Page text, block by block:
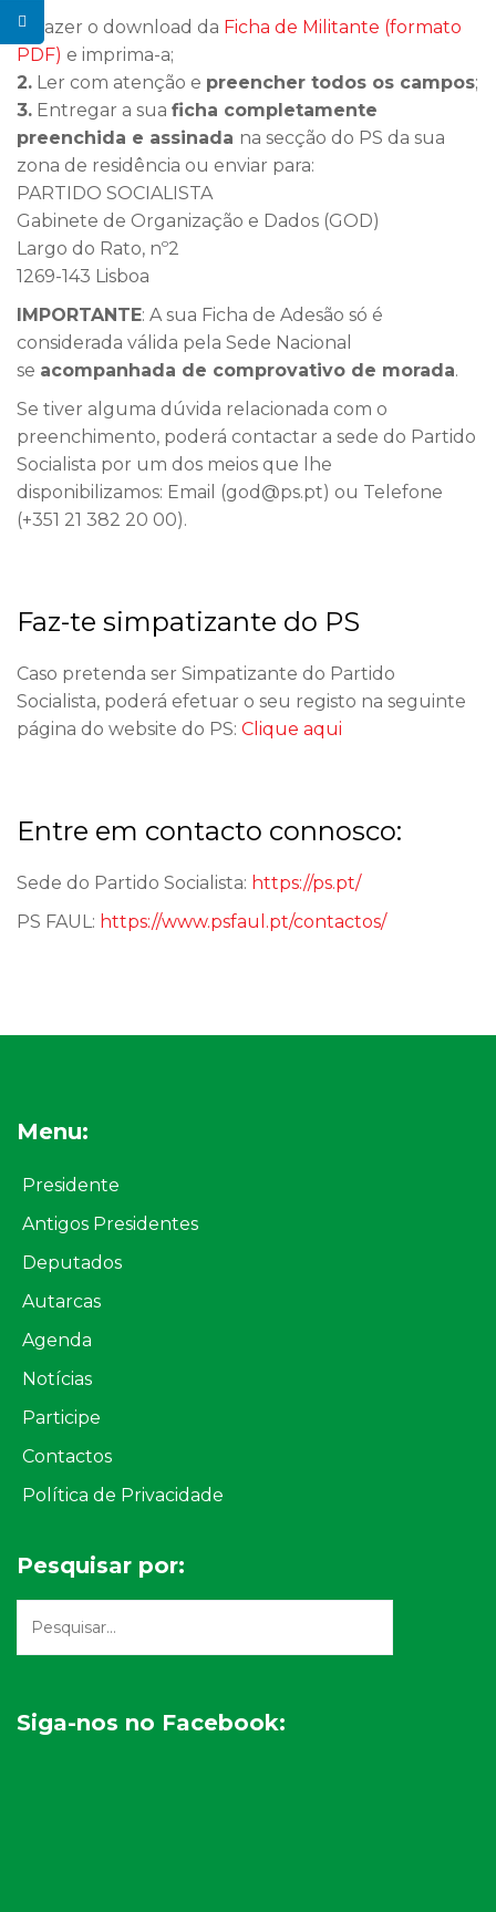
1.
Fazer o download da Ficha de Militante (formato
PDF) e imprima-a;
2. Ler com atenção e preencher todos os campos;
3. Entregar a sua ficha completamente
preenchida e assinada na secção do PS da sua
zona de residência ou enviar para:
PARTIDO SOCIALISTA
Gabinete de Organização e Dados (GOD)
Largo do Rato, nº2
1269-143 Lisboa
IMPORTANTE: A sua Ficha de Adesão só é
considerada válida pela Sede Nacional
se acompanhada de comprovativo de morada.
Se tiver alguma dúvida relacionada com o
preenchimento, poderá contactar a sede do Partido
Socialista por um dos meios que lhe
disponibilizamos: Email (god@ps.pt) ou Telefone
(+351 21 382 20 00).
Faz-te simpatizante do PS
Caso pretenda ser Simpatizante do Partido
Socialista, poderá efetuar o seu registo na seguinte
página do website do PS: Clique aqui
Entre em contacto connosco:
Sede do Partido Socialista: https://ps.pt/
PS FAUL: https://www.psfaul.pt/contactos/
Menu:
Presidente
Antigos Presidentes
Deputados
Autarcas
Agenda
Notícias
Participe
Contactos
Política de Privacidade
Pesquisar por:
Siga-nos no Facebook: